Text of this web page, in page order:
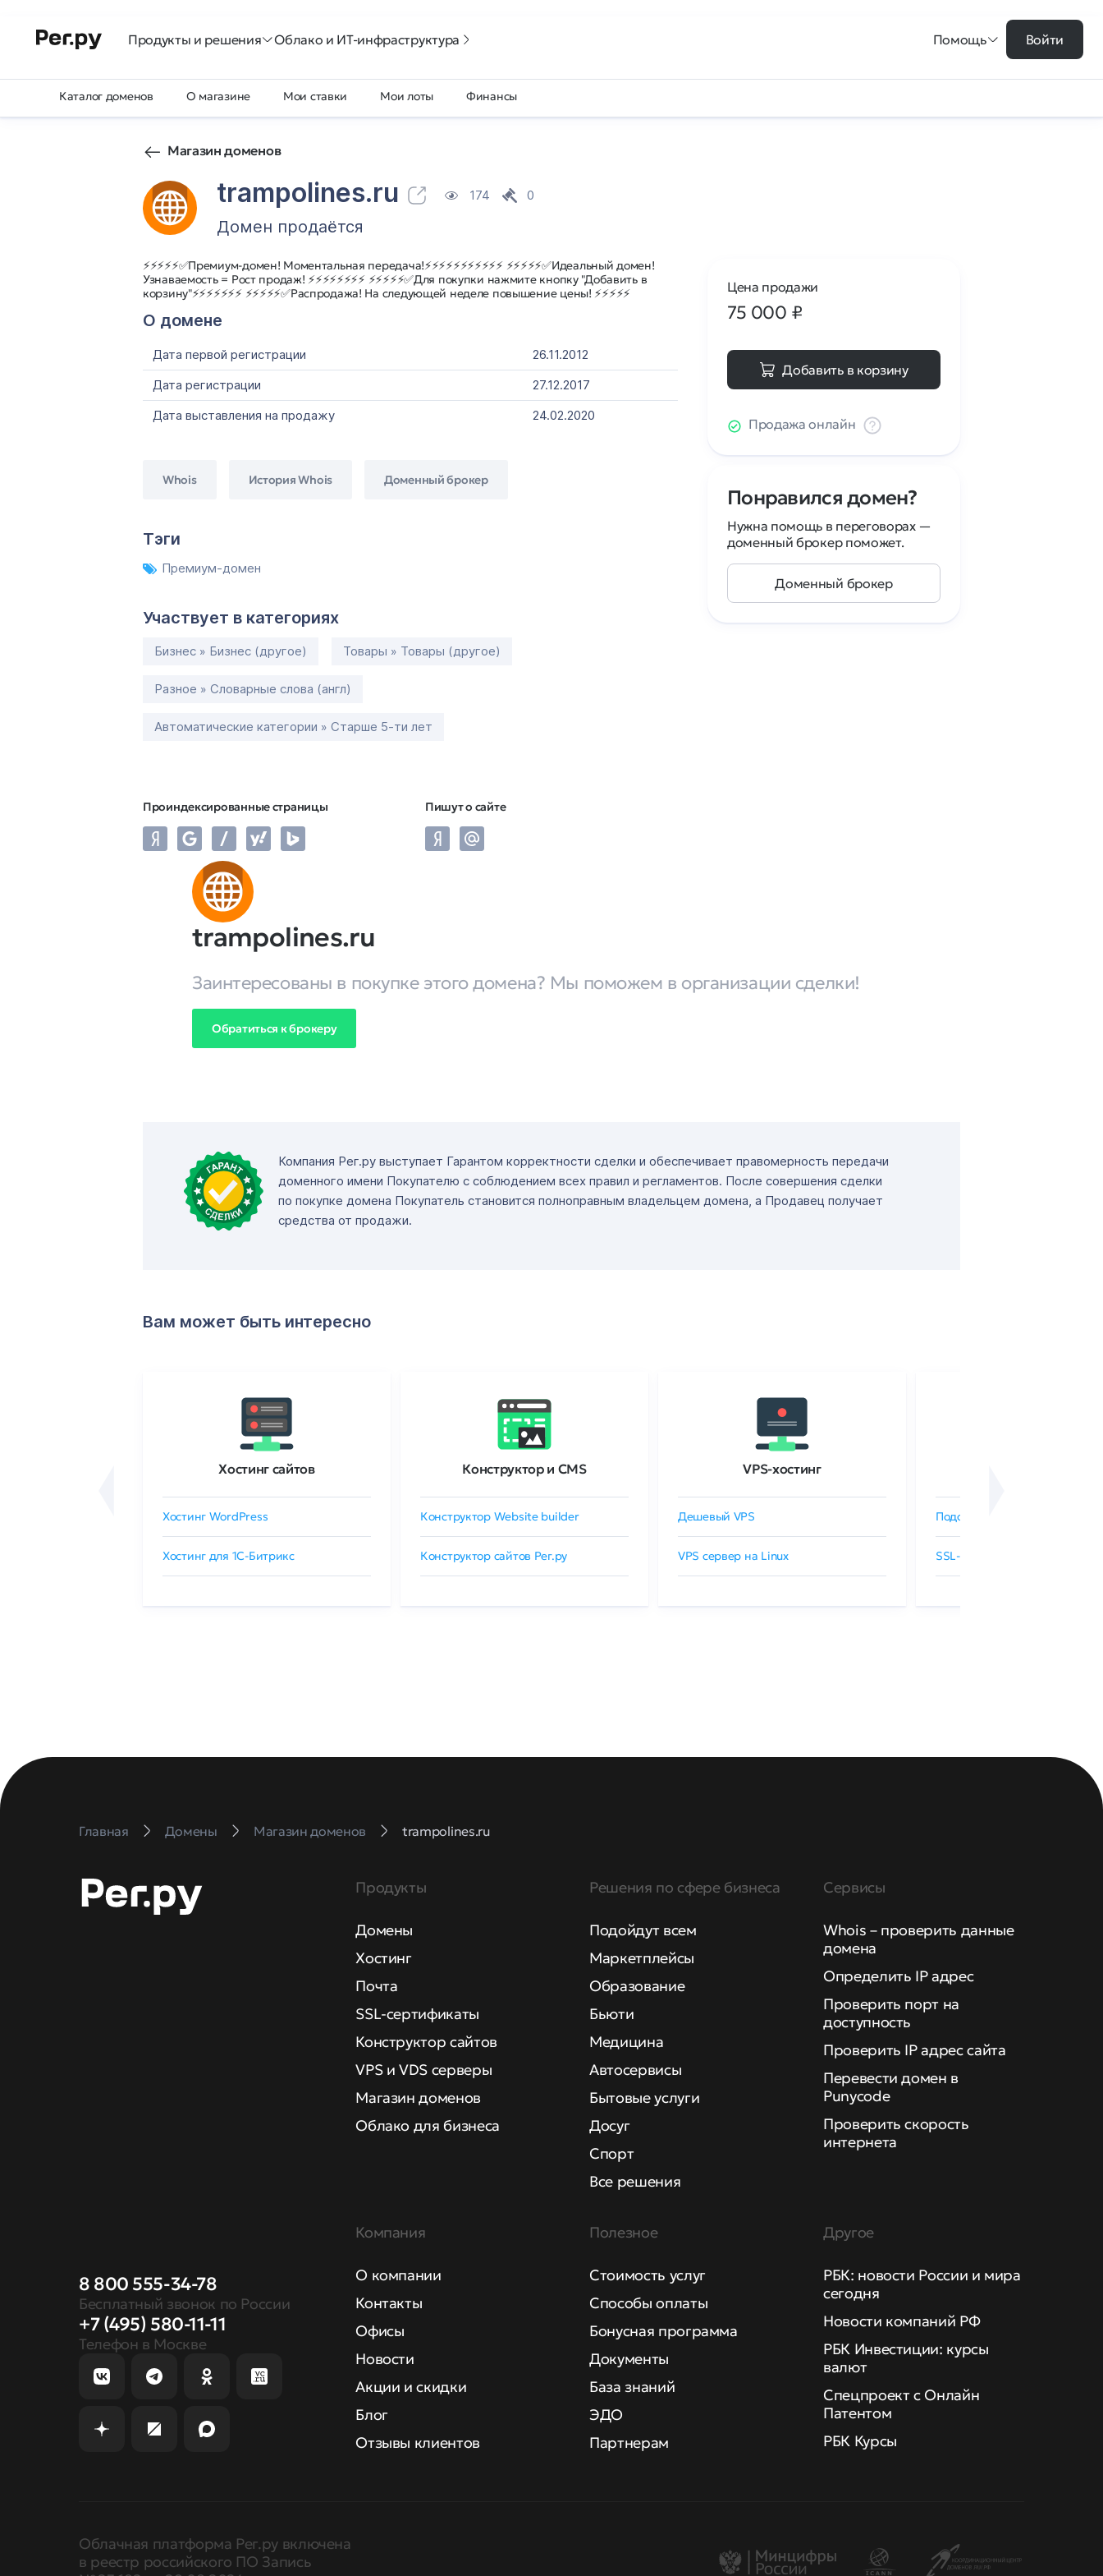
Продукты и решения Облако и ИТ-инфраструктура Помощь Войти
Каталог доменов О магазине Мои ставки Мои лоты Финансы
Магазин доменов
trampolines.ru 174 0
Домен продаётся
⚡⚡⚡⚡⚡✅Премиум-домен! Моментальная передача!⚡⚡⚡⚡⚡⚡⚡⚡⚡⚡⚡ ⚡⚡⚡⚡⚡✅Идеальный домен!
Узнаваемость = Рост продаж! ⚡⚡⚡⚡⚡⚡⚡⚡ ⚡⚡⚡⚡⚡✅Для покупки нажмите кнопку "Добавить в
корзину"⚡⚡⚡⚡⚡⚡⚡ ⚡⚡⚡⚡⚡✅Распродажа! На следующей неделе повышение цены! ⚡⚡⚡⚡⚡
О домене
Дата первой регистрации
26.11.2012
Дата регистрации
27.12.2017
Дата выставления на продажу
24.02.2020
Whois История Whois Доменный брокер
Тэги
Премиум-домен
Участвует в категориях
Бизнес » Бизнес (другое) Товары » Товары (другое)
Разное » Словарные слова (англ)
Автоматические категории » Старше 5-ти лет
Проиндексированные страницы Пишут о сайте
Цена продажи
75 000 ₽
Добавить в корзину
Продажа онлайн
Понравился домен?
Нужна помощь в переговорах —
доменный брокер поможет.
Доменный брокер
trampolines.ru
Заинтересованы в покупке этого домена? Мы поможем в организации сделки!
Обратиться к брокеру
Компания Рег.ру выступает Гарантом корректности сделки и обеспечивает правомерность передачи
доменного имени Покупателю с соблюдением всех правил и регламентов. После совершения сделки
по покупке домена Покупатель становится полноправным владельцем домена, а Продавец получает
средства от продажи.
Вам может быть интересно
Хостинг сайтов
Хостинг WordPress
Хостинг для 1C-Битрикс
Конструктор и CMS
Конструктор Website builder
Конструктор сайтов Рег.ру
VPS-хостинг
Дешевый VPS
VPS сервер на Linux
Подобрать SSL-сертификат
SSL-сертификаты GlobalSign
Главная Домены Магазин доменов trampolines.ru
8 800 555-34-78
Бесплатный звонок по России
+7 (495) 580-11-11
Телефон в Москве
Продукты
Домены
Хостинг
Почта
SSL-сертификаты
Конструктор сайтов
VPS и VDS серверы
Магазин доменов
Облако для бизнеса
Решения по сфере бизнеса
Подойдут всем
Маркетплейсы
Образование
Бьюти
Медицина
Автосервисы
Бытовые услуги
Досуг
Спорт
Все решения
Сервисы
Whois – проверить данные
домена
Определить IP адрес
Проверить порт на
доступность
Проверить IP адрес сайта
Перевести домен в
Punycode
Проверить скорость
интернета
Компания
О компании
Контакты
Офисы
Новости
Акции и скидки
Блог
Отзывы клиентов
Полезное
Стоимость услуг
Способы оплаты
Бонусная программа
Документы
База знаний
ЭДО
Партнерам
Другое
РБК: новости России и мира
сегодня
Новости компаний РФ
РБК Инвестиции: курсы
валют
Спецпроект с Онлайн
Патентом
РБК Курсы
Облачная платформа Рег.ру включена
в реестр российского ПО Запись